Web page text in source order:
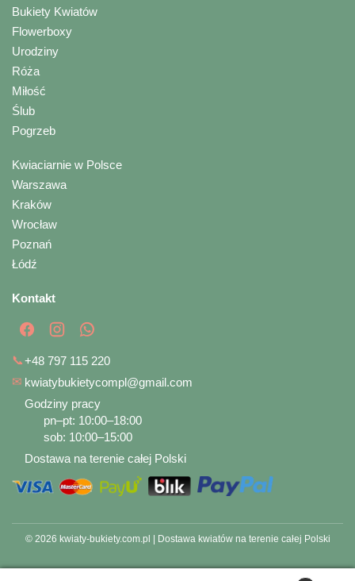
Bukiety Kwiatów
Flowerboxy
Urodziny
Róża
Miłość
Ślub
Pogrzeb
Kwiaciarnie w Polsce
Warszawa
Kraków
Wrocław
Poznań
Łódź
Kontakt
📞+48 797 115 220
✉ kwiatybukietycompl@gmail.com
Godziny pracy
pn–pt: 10:00–18:00
sob: 10:00–15:00
Dostawa na terenie całej Polski
© 2026 kwiaty-bukiety.com.pl | Dostawa kwiatów na terenie całej Polski